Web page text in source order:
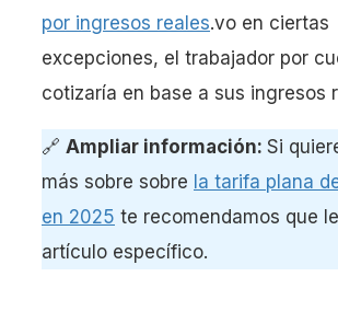
por ingresos reales.vo en ciertas
excepciones, el trabajador por
cotizaría en base a sus ingresos
🔗 Ampliar información: Si
más sobre sobre la tarifa plana
en 2025 te recomendamos que
artículo específico.